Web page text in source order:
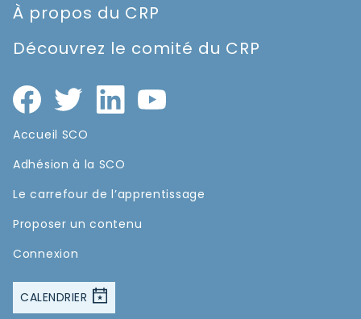
À propos du CRP
Découvrez le comité du CRP
Accueil SCO
Adhésion à la SCO
Le carrefour de l’apprentissage
Proposer un contenu
Connexion
CALENDRIER